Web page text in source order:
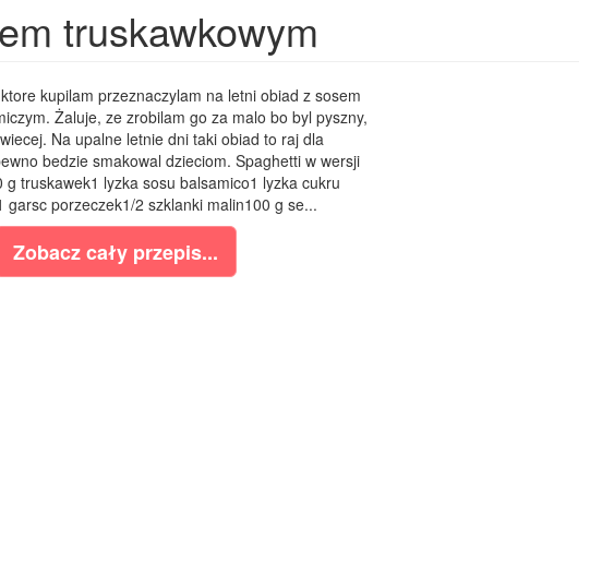
truskawkowym
kupilam przeznaczylam na letni obiad z sosem
Żaluje, ze zrobilam go za malo bo byl pyszny,
Na upalne letnie dni taki obiad to raj dla
bedzie smakowal dzieciom. Spaghetti w wersji
g truskawek1 lyzka sosu balsamico1 lyzka cukru
garsc porzeczek1/2 szklanki malin100 g se...
Zobacz cały przepis...